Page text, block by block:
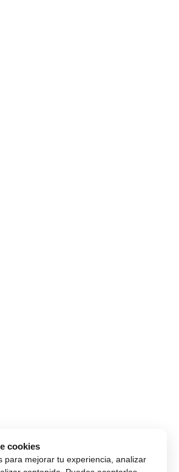
cookies
para mejorar tu experiencia, analizar